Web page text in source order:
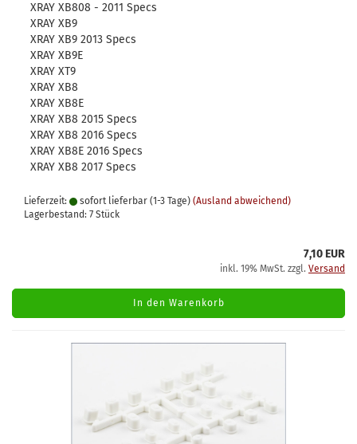
XRAY XB808 - 2011 Specs
XRAY XB9
XRAY XB9 2013 Specs
XRAY XB9E
XRAY XT9
XRAY XB8
XRAY XB8E
XRAY XB8 2015 Specs
XRAY XB8 2016 Specs
XRAY XB8E 2016 Specs
XRAY XB8 2017 Specs
Lieferzeit: sofort lieferbar (1-3 Tage) (Ausland abweichend)
Lagerbestand: 7 Stück
7,10 EUR
inkl. 19% MwSt. zzgl. Versand
In den Warenkorb